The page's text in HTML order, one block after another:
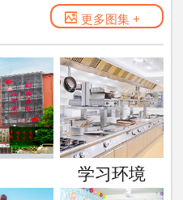
更多图集 +
学习环境